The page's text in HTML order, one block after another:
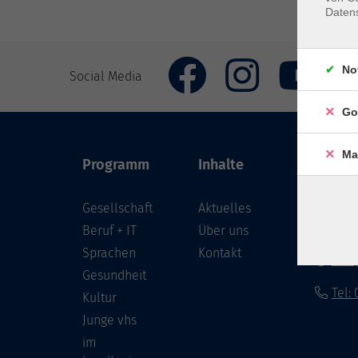
Social Media
Programm
Gesellschaft
Beruf + IT
Sprachen
Gesundheit
Kultur
Junge vhs
im
Inhalte
Aktuelles
Über uns
Kontakt
Tel: